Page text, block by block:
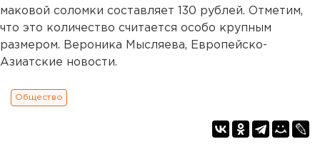
маковой соломки составляет 130 рублей. Отметим,
что это количество считается особо крупным
размером. Вероника Мысляева, Европейско-
Азиатские новости.
Общество